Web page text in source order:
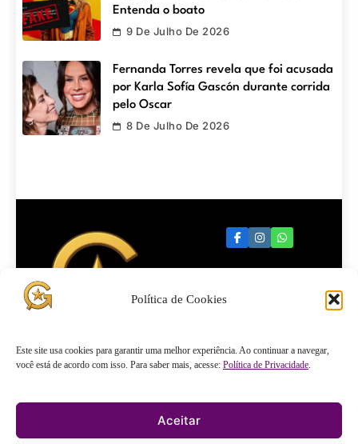
Política de Cookies
Este site usa cookies para garantir uma melhor experiência. Ao continuar a navegar,
você está de acordo com isso. Para saber mais, acesse: Política de Privacidade.
Aceitar
Entenda o boato
9 De Julho De 2026
Fernanda Torres revela que foi acusada
por Karla Sofía Gascón durante corrida
pelo Oscar
8 De Julho De 2026
Quartel